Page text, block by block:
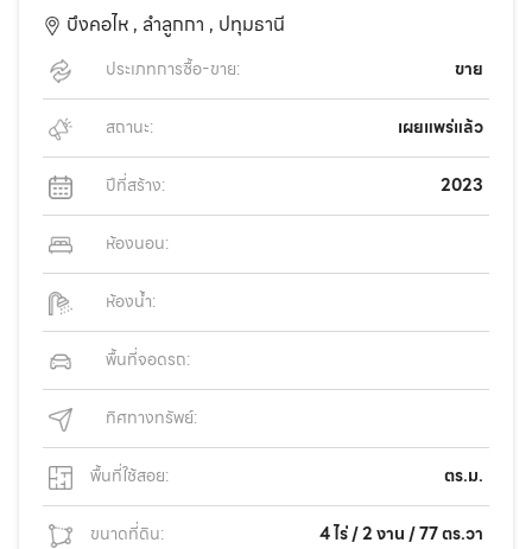
บึงคอไห , ลำลูกกา , ปทุมธานี
ประเภทการซื้อ-ขาย: ขาย
สถานะ: เผยแพร่แล้ว
ปีที่สร้าง: 2023
ห้องนอน:
ห้องน้ำ:
พื้นที่จอดรถ:
ทิศทางทรัพย์:
พื้นที่ใช้สอย: ตร.ม.
ขนาดที่ดิน: 4 ไร่ / 2 งาน / 77 ตร.วา